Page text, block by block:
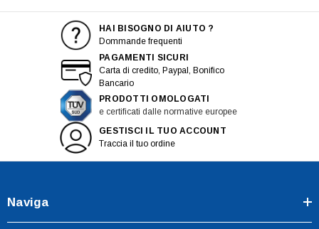
HAI BISOGNO DI AIUTO ?
Dommande frequenti
PAGAMENTI SICURI
Carta di credito, Paypal, Bonifico
Bancario
PRODOTTI OMOLOGATI
e certificati dalle normative europee
GESTISCI IL TUO ACCOUNT
Traccia il tuo ordine
Naviga